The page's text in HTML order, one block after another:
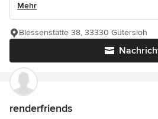
Mehr
Blessenstätte 38, 33330 Gütersloh
renderfriends